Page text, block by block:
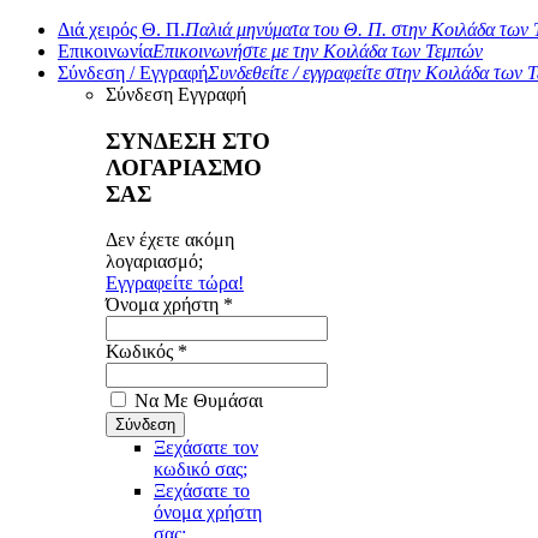
Διά χειρός Θ. Π.Παλιά μηνύματα του Θ. Π. στην Κοιλάδα των
ΕπικοινωνίαΕπικοινωνήστε με την Κοιλάδα των Τεμπών
Σύνδεση / ΕγγραφήΣυνδεθείτε / εγγραφείτε στην Κοιλάδα των
Σύνδεση Εγγραφή
ΣΥΝΔΕΣΗ ΣΤΟ
ΛΟΓΑΡΙΑΣΜΟ
ΣΑΣ
Δεν έχετε ακόμη
λογαριασμό;
Εγγραφείτε τώρα!
Όνομα χρήστη *
Κωδικός *
Να Με Θυμάσαι
Ξεχάσατε τον
κωδικό σας;
Ξεχάσατε το
όνομα χρήστη